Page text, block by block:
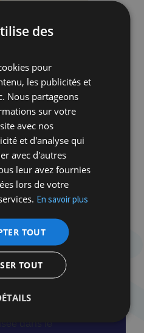
des
pour
les publicités et
Nous partageons
sur votre
avec nos
et d'analyse qui
avec d'autres
leur avez fournies
lors de votre
En savoir plus
TOUT
TOUT